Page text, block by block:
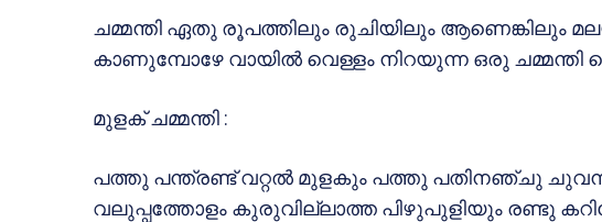
ചമ്മന്തി ഏതു രൂപത്തിലും രുചിയിലും ആണെങ്കിലും
കാണുമ്പോഴേ വായില്‍ വെള്ളം നിറയുന്ന ഒരു ചമ്മന്തി
മുളക് ചമ്മന്തി :
പത്തു പന്ത്രണ്ട് വറ്റല്‍ മുളകും പത്തു പതിനഞ്ചു
വലുപ്പത്തോളം കുരുവില്ലാത്ത പിഴുപുളിയും രണ്ടു